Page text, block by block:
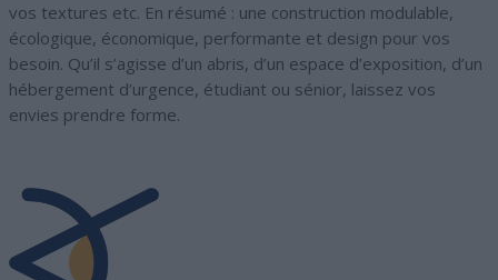
vos textures etc. En résumé : une construction modulable,
écologique, économique, performante et design pour vos
besoin. Qu’il s’agisse d’un abris, d’un espace d’exposition, d’un
hébergement d’urgence, étudiant ou sénior, laissez vos
envies prendre forme.